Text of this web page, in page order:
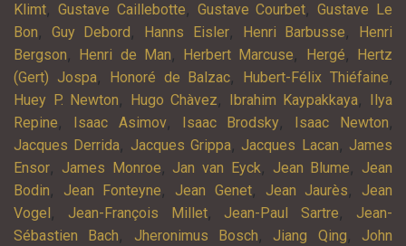
Klimt, Gustave Caillebotte, Gustave Courbet,Gustave Le
Bon, Guy Debord , Hanns Eisler, Henri Barbusse,
Henri
Bergson, Henri de Man, Herbert Marcuse, Hergé,
Hertz
(Gert) Jospa, Honoré de Balzac, Hubert-Félix Thiéfaine,
Huey P. Newton, Hugo Chàvez, Ibrahim Kaypakkaya,
Ilya
Repine, Isaac Asimov, Isaac Brodsky, Isaac Newton,
Jacques Derrida, Jacques Grippa, Jacques Lacan, James
Ensor, James Monroe, Jan van Eyck, Jean Blume, Jean
Bodin, Jean Fonteyne, Jean Genet, Jean Jaurès, Jean
Vogel , Jean-François Millet, Jean-Paul Sartre, Jean-
Sébastien Bach, Jheronimus Bosch, Jiang Qing, John